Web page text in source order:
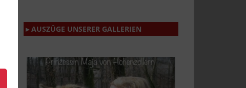
▸ AUSZÜGE UNSERER GALLERIEN